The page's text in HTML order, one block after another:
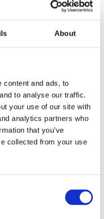
About
content and ads, to
to analyse our traffic.
your use of our site with
analytics partners who
that you’ve
collected from your use
ou formation
en communication et
des problèmes
pour comprendre le
l’appliquer à
en
autonome et